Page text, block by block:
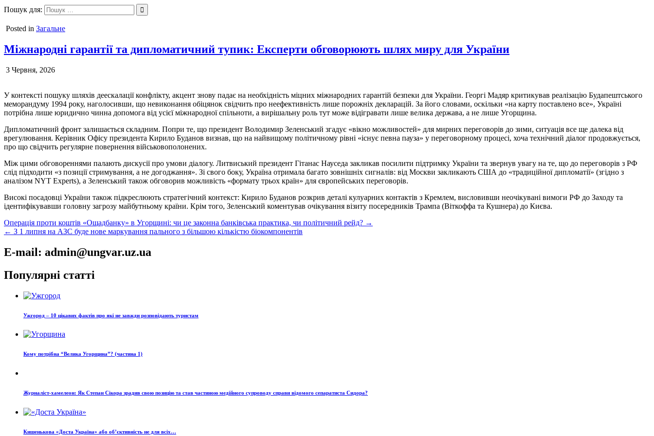
Перейти
вмісту
Ungvar.uz.ua
Пошук для:
Posted in Загальне
Міжнародні гарантії та дипломатичний тупик: Експерти обговорюють шлях миру для України
3 Червня, 2026
У контексті пошуку шляхів деескалації конфлікту, акцент знову падає на необхідність міцних міжнародних гарантій безпеки для України. Георгі Мадяр критикував реалізацію Будапештського
меморандуму 1994 року, наголосивши, що невиконання обіцянок свідчить про неефективність лише порожніх декларацій. За його словами, оскільки «на карту поставлено все», Україні
потрібна лише юридично чинна допомога від усієї міжнародної спільноти, а вирішальну роль тут може відігравати лише велика держава, а не лише Угорщина.
Дипломатичний фронт залишається складним. Попри те, що президент Володимир Зеленський згадує «вікно можливостей» для мирних переговорів до зими, ситуація все ще далека від
врегулювання. Керівник Офісу президента Кирило Буданов визнав, що на найвищому політичному рівні «існує певна пауза» у переговорному процесі, хоча технічний діалог продовжується,
про що свідчить регулярне повернення військовополонених.
Між цими обговореннями палають дискусії про умови діалогу. Литвиський президент Гітанас Науседа закликав посилити підтримку України та звернув увагу на те, що до переговорів з РФ
слід підходити «з позиції стримування, а не догоджання». Зі свого боку, Україна отримала багато зовнішніх сигналів: від Москви закликають США до «традиційної дипломатії» (згідно з
аналізом NYT Experts), а Зеленський також обговорив можливість «формату трьох країн» для європейських переговорів.
Високі посадовці України також підкреслюють стратегічний контекст: Кирило Буданов розкрив деталі кулуарних контактів з Кремлем, висловивши неочікувані вимоги РФ до Заходу та
ідентифікувавши головну загрозу майбутньому країни. Крім того, Зеленський коментував очікування візиту посередників Трампа (Віткоффа та Кушнера) до Києва.
Навігація
записів
Операція проти коштів «Ощадбанку» в Угорщині: чи це законна банківська практика, чи політичний рейд? →
← З 1 липня на АЗС буде нове маркування пального з більшою кількістю біокомпонентів
E-mail: admin@ungvar.uz.ua
Популярні статті
Ужгород – 10 цікавих фактів про які не завжди розповідають туристам
Кому потрібна “Велика Угорщина”? (частина 1)
Журналіст-хамелеон: Як Степан Сікора зрадив свою позицію та став частиною медійного супроводу справи відомого сепаратиста Сидора?
Кишенькова «Доста Україна» або об’єктивність не для всіх…